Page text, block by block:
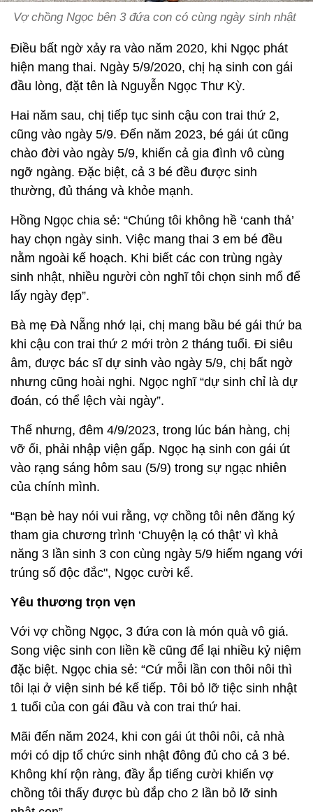
Vợ chồng Ngọc bên 3 đứa con có cùng ngày sinh nhật
Điều bất ngờ xảy ra vào năm 2020, khi Ngọc phát
hiện mang thai. Ngày 5/9/2020, chị hạ sinh con gái
đầu lòng, đặt tên là Nguyễn Ngọc Thư Kỳ.
Hai năm sau, chị tiếp tục sinh cậu con trai thứ 2,
cũng vào ngày 5/9. Đến năm 2023, bé gái út cũng
chào đời vào ngày 5/9, khiến cả gia đình vô cùng
ngỡ ngàng. Đặc biệt, cả 3 bé đều được sinh
thường, đủ tháng và khỏe mạnh.
Hồng Ngọc chia sẻ: “Chúng tôi không hề ‘canh thả’
hay chọn ngày sinh. Việc mang thai 3 em bé đều
nằm ngoài kế hoạch. Khi biết các con trùng ngày
sinh nhật, nhiều người còn nghĩ tôi chọn sinh mổ để
lấy ngày đẹp”.
Bà mẹ Đà Nẵng nhớ lại, chị mang bầu bé gái thứ ba
khi cậu con trai thứ 2 mới tròn 2 tháng tuổi. Đi siêu
âm, được bác sĩ dự sinh vào ngày 5/9, chị bất ngờ
nhưng cũng hoài nghi. Ngọc nghĩ “dự sinh chỉ là dự
đoán, có thể lệch vài ngày”.
Thế nhưng, đêm 4/9/2023, trong lúc bán hàng, chị
vỡ ối, phải nhập viện gấp. Ngọc hạ sinh con gái út
vào rạng sáng hôm sau (5/9) trong sự ngạc nhiên
của chính mình.
“Bạn bè hay nói vui rằng, vợ chồng tôi nên đăng ký
tham gia chương trình ‘Chuyện lạ có thật’ vì khả
năng 3 lần sinh 3 con cùng ngày 5/9 hiếm ngang với
trúng số độc đắc", Ngọc cười kể.
Yêu thương trọn vẹn
Với vợ chồng Ngọc, 3 đứa con là món quà vô giá.
Song việc sinh con liền kề cũng để lại nhiều kỷ niệm
đặc biệt. Ngọc chia sẻ: “Cứ mỗi lần con thôi nôi thì
tôi lại ở viện sinh bé kế tiếp. Tôi bỏ lỡ tiệc sinh nhật
1 tuổi của con gái đầu và con trai thứ hai.
Mãi đến năm 2024, khi con gái út thôi nôi, cả nhà
mới có dịp tổ chức sinh nhật đông đủ cho cả 3 bé.
Không khí rộn ràng, đầy ắp tiếng cười khiến vợ
chồng tôi thấy được bù đắp cho 2 lần bỏ lỡ sinh